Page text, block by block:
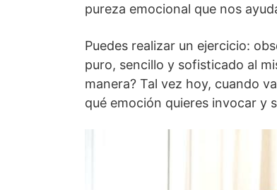
pureza emocional que nos
Puedes realizar un ejercicio:
puro, sencillo y sofisticado al
manera? Tal vez hoy, cuando
qué emoción quieres invocar y